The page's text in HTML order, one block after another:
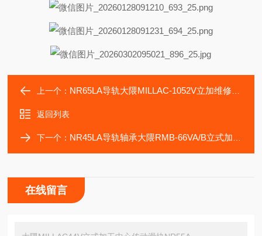
上一个： NR65LA导轨大隈MILLAC-1052V立加维修大改用滑块NR65A
返回列表
下一个： NR45LA导轨轴承大隈RMB-66VA/B立式加工中心传动滑块NR45A
在线留言